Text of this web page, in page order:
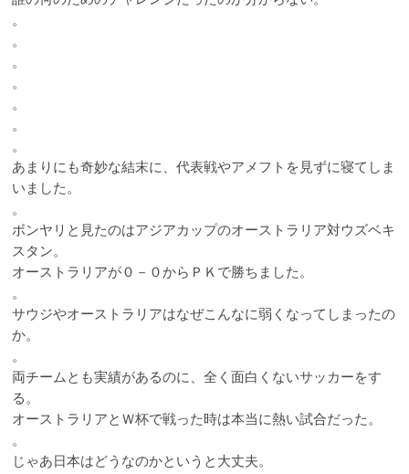
。
。
。
。
。
。
。
あまりにも奇妙な結末に、代表戦やアメフトを見ずに寝てしま
いました。
。
ボンヤリと見たのはアジアカップのオーストラリア対ウズベキ
スタン。
オーストラリアが０－０からＰＫで勝ちました。
。
サウジやオーストラリアはなぜこんなに弱くなってしまったの
か。
。
両チームとも実績があるのに、全く面白くないサッカーをす
る。
オーストラリアとＷ杯で戦った時は本当に熱い試合だった。
。
じゃあ日本はどうなのかというと大丈夫。